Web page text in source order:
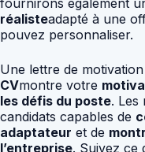
réalisteadapté à une
pouvez personnaliser.
Une lettre de
CVmontre votre
les défis du poste. Les
candidats capables de
adaptateur et de
l’entreprise. Suivez ce